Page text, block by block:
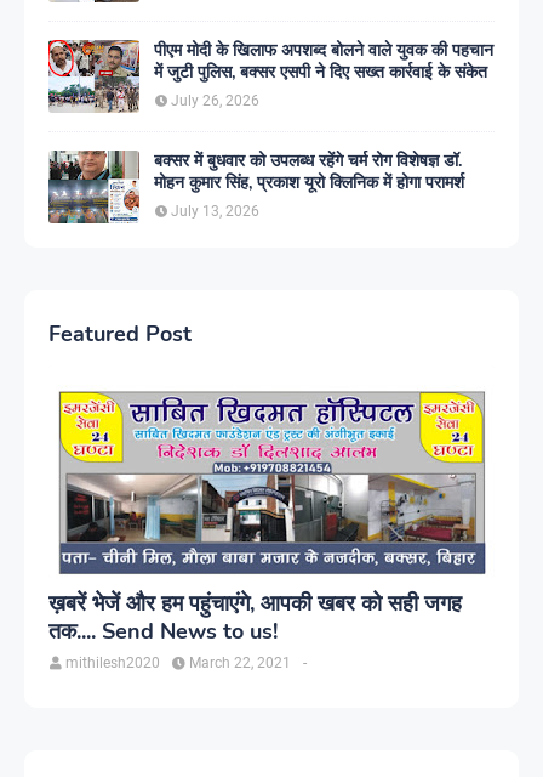
पीएम मोदी के खिलाफ अपशब्द बोलने वाले युवक की पहचान
में जुटी पुलिस, बक्सर एसपी ने दिए सख्त कार्रवाई के संकेत
July 26, 2026
बक्सर में बुधवार को उपलब्ध रहेंगे चर्म रोग विशेषज्ञ डॉ.
मोहन कुमार सिंह, प्रकाश यूरो क्लिनिक में होगा परामर्श
July 13, 2026
Featured Post
ख़बरें भेजें और हम पहुंचाएंगे, आपकी खबर को सही जगह
तक.... Send News to us!
mithilesh2020 -
March 22, 2021